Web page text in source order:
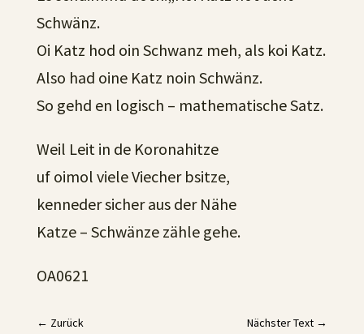
Schwänz.
Oi Katz hod oin Schwanz meh, als koi Katz.
Also had oine Katz noin Schwänz.
So gehd en logisch – mathematische Satz.
Weil Leit in de Koronahitze
uf oimol viele Viecher bsitze,
kenneder sicher aus der Nähe
Katze – Schwänze zähle gehe.
OA0621
← Zurück Nächster Text →